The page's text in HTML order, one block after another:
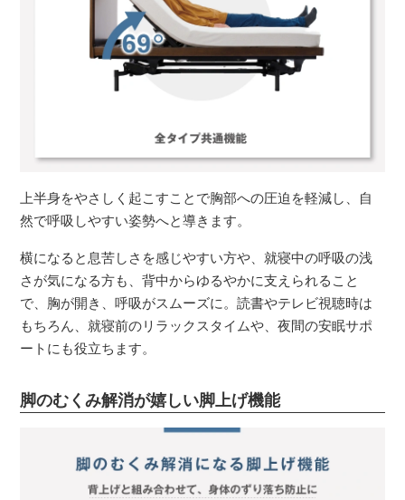
上半身をやさしく起こすことで胸部への圧迫を軽減し、自
然で呼吸しやすい姿勢へと導きます。
横になると息苦しさを感じやすい方や、就寝中の呼吸の浅
さが気になる方も、背中からゆるやかに支えられること
で、胸が開き、呼吸がスムーズに。読書やテレビ視聴時は
もちろん、就寝前のリラックスタイムや、夜間の安眠サポ
ートにも役立ちます。
脚のむくみ解消が嬉しい脚上げ機能